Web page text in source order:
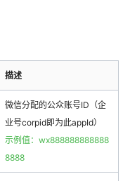
描述
微信分配的公众账号ID（企
业号corpid即为此appId）
示例值：wx888888888888
8888